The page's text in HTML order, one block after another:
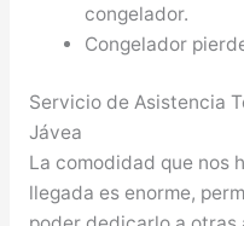
congelador.
Congelador
Servicio de Asistencia
Jávea
La comodidad que nos
llegada es enorme,